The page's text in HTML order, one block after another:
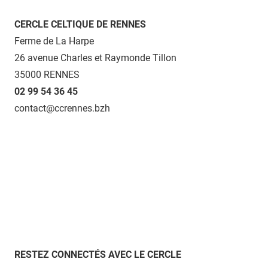
CERCLE CELTIQUE DE RENNES
Ferme de La Harpe
26 avenue Charles et Raymonde Tillon
35000 RENNES
02 99 54 36 45
contact@ccrennes.bzh
RESTEZ CONNECTÉS AVEC LE CERCLE